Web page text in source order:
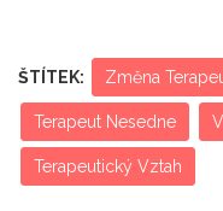
ŠTÍTEK: Změna
Terapeut Nesedne
Terapeutický Vztah